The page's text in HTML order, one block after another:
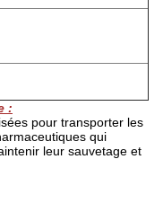
:
pour transporter les
qui
leur sauvetage et